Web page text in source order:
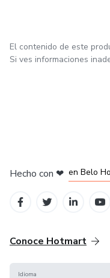
El contenido de este
Si ves informaciones
Hecho con ❤ en Belo
Conoce Hotmart
Idioma